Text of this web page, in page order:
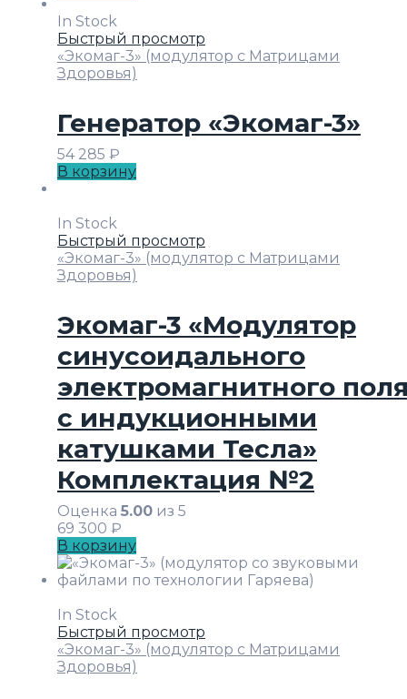
In Stock
Быстрый просмотр
«Экомаг-3» (модулятор с Матрицами
Здоровья)
Генератор «Экомаг-3»
54 285 ₽
В корзину
In Stock
Быстрый просмотр
«Экомаг-3» (модулятор с Матрицами
Здоровья)
Экомаг-3 «Модулятор
синусоидального
электромагнитного
с индукционными
катушками Тесла»
Комплектация №2
Оценка 5.00 из 5
69 300 ₽
В корзину
In Stock
Быстрый просмотр
«Экомаг-3» (модулятор с Матрицами
Здоровья)